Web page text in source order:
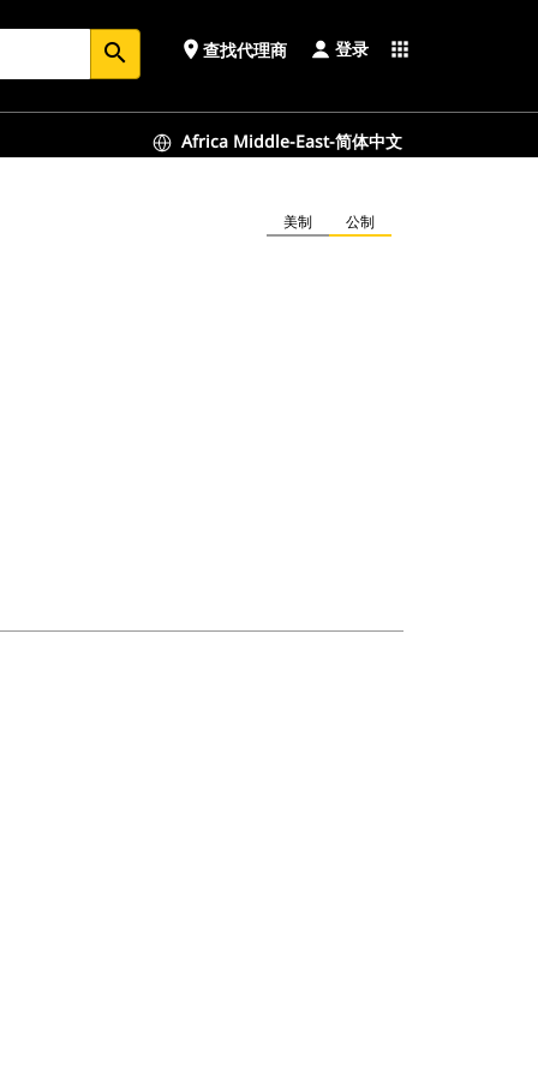
search place 查找代理商 登录 apps
Africa Middle-East-简体中文
美制 公制